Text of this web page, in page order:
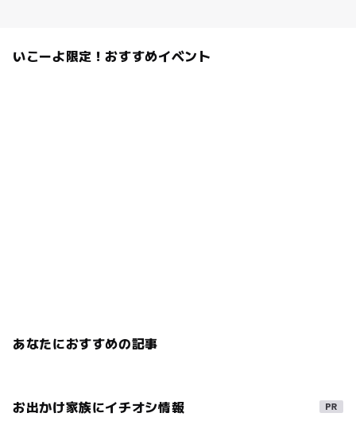
いこーよ限定！おすすめイベント
あなたにおすすめの記事
お出かけ家族にイチオシ情報